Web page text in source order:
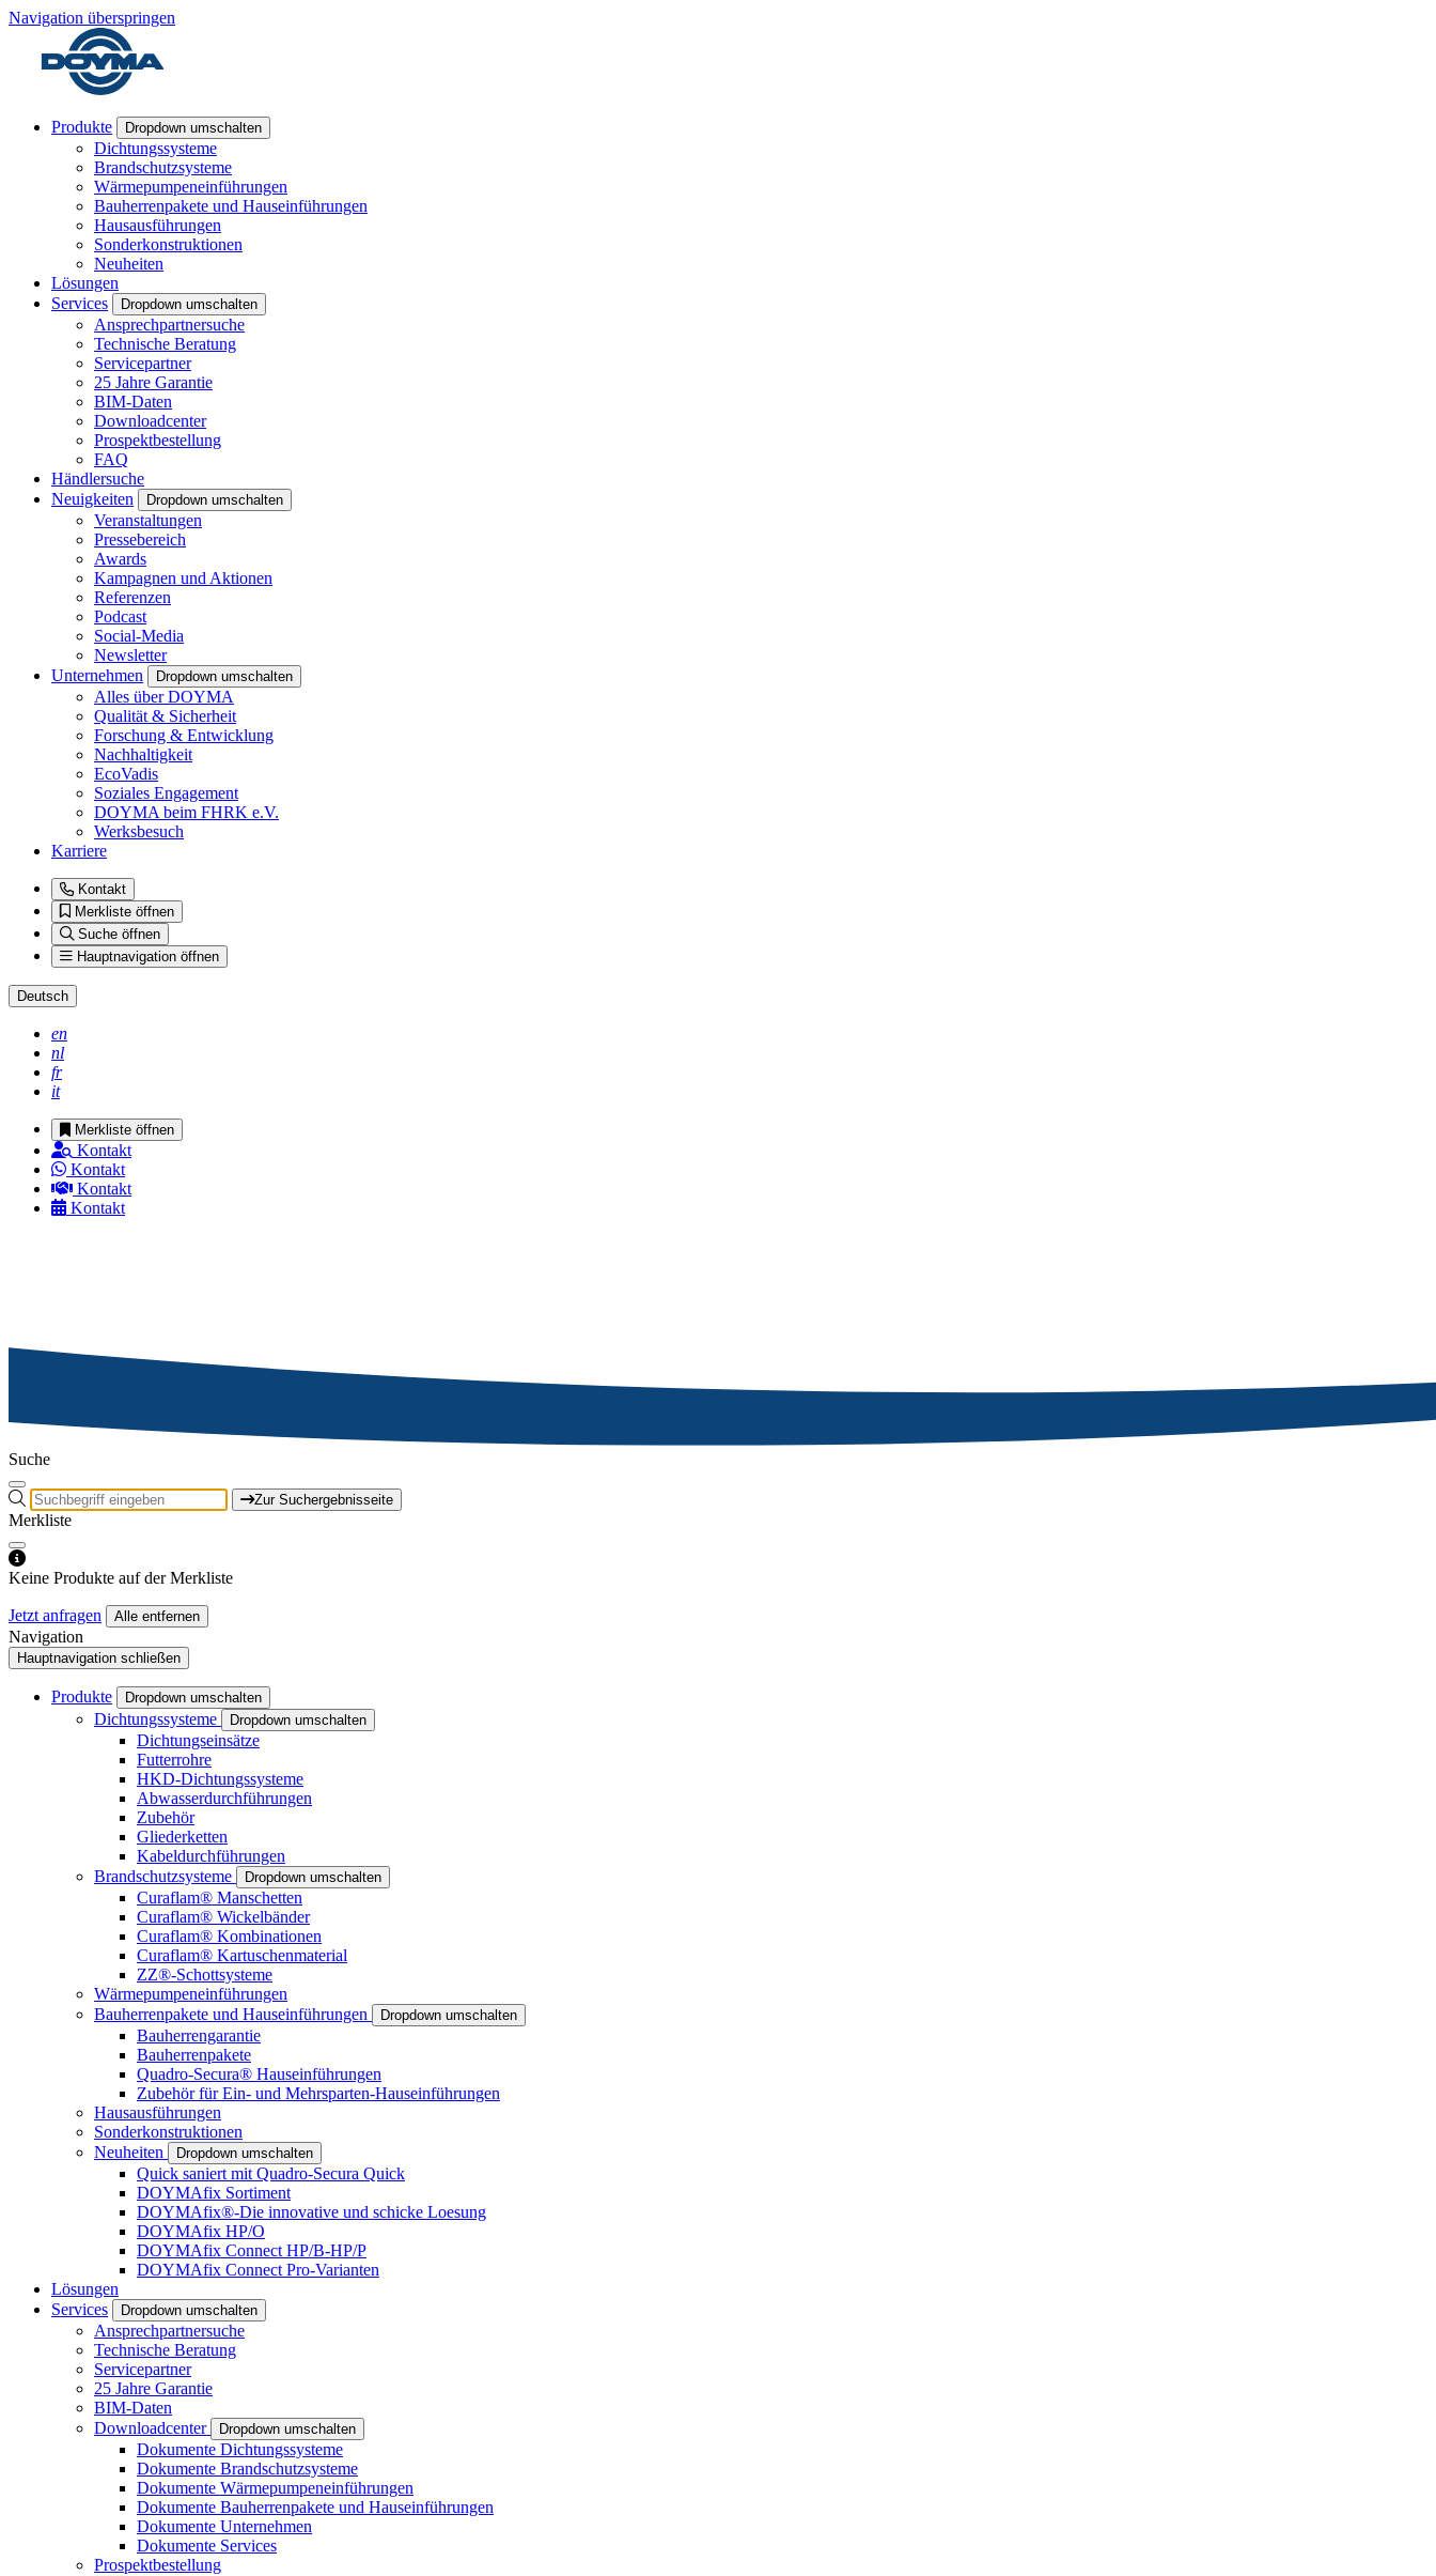
Navigation überspringen
Produkte Dropdown umschalten
Dichtungssysteme
Brandschutzsysteme
Wärmepumpeneinführungen
Bauherrenpakete und Hauseinführungen
Hausausführungen
Sonderkonstruktionen
Neuheiten
Lösungen
Services
Dropdown umschalten
Ansprechpartnersuche
Technische Beratung
Servicepartner
25 Jahre Garantie
BIM-Daten
Downloadcenter
Prospektbestellung
FAQ
Händlersuche
Neuigkeiten
Dropdown umschalten
Veranstaltungen
Pressebereich
Awards
Kampagnen und Aktionen
Referenzen
Podcast
Social-Media
Newsletter
Unternehmen
Dropdown umschalten
Alles über DOYMA
Qualität & Sicherheit
Forschung & Entwicklung
Nachhaltigkeit
EcoVadis
Soziales Engagement
DOYMA beim FHRK e.V.
Werksbesuch
Karriere
Kontakt
Merkliste öffnen
Suche öffnen
Hauptnavigation öffnen
Deutsch
en
nl
fr
it
Merkliste öffnen
Kontakt
Kontakt
Kontakt
Kontakt
Suche
Zur Suchergebnisseite
Merkliste
Keine Produkte auf der Merkliste
Jetzt anfragen Alle entfernen
Navigation
Hauptnavigation schließen
Produkte Dropdown umschalten
Dichtungssysteme Dropdown umschalten
Dichtungseinsätze
Futterrohre
HKD-Dichtungssysteme
Abwasserdurchführungen
Zubehör
Gliederketten
Kabeldurchführungen
Brandschutzsysteme
Dropdown umschalten
Curaflam® Manschetten
Curaflam® Wickelbänder
Curaflam® Kombinationen
Curaflam® Kartuschenmaterial
ZZ®-Schottsysteme
Wärmepumpeneinführungen
Bauherrenpakete und Hauseinführungen
Dropdown umschalten
Bauherrengarantie
Bauherrenpakete
Quadro-Secura® Hauseinführungen
Zubehör für Ein- und Mehrsparten-Hauseinführungen
Hausausführungen
Sonderkonstruktionen
Neuheiten
Dropdown umschalten
Quick saniert mit Quadro-Secura Quick
DOYMAfix Sortiment
DOYMAfix®-Die innovative und schicke Loesung
DOYMAfix HP/O
DOYMAfix Connect HP/B-HP/P
DOYMAfix Connect Pro-Varianten
Lösungen
Services
Dropdown umschalten
Ansprechpartnersuche
Technische Beratung
Servicepartner
25 Jahre Garantie
BIM-Daten
Downloadcenter
Dropdown umschalten
Dokumente Dichtungssysteme
Dokumente Brandschutzsysteme
Dokumente Wärmepumpeneinführungen
Dokumente Bauherrenpakete und Hauseinführungen
Dokumente Unternehmen
Dokumente Services
Prospektbestellung